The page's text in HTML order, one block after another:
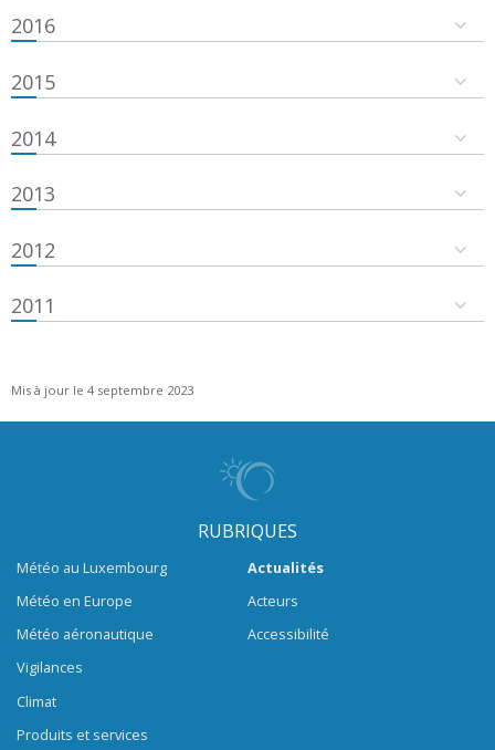
2016
2015
2014
2013
2012
2011
Mis à jour le 4 septembre 2023
RUBRIQUES
Météo au Luxembourg
Météo en Europe
Météo aéronautique
Vigilances
Climat
Produits et services
Actualités
Acteurs
Accessibilité